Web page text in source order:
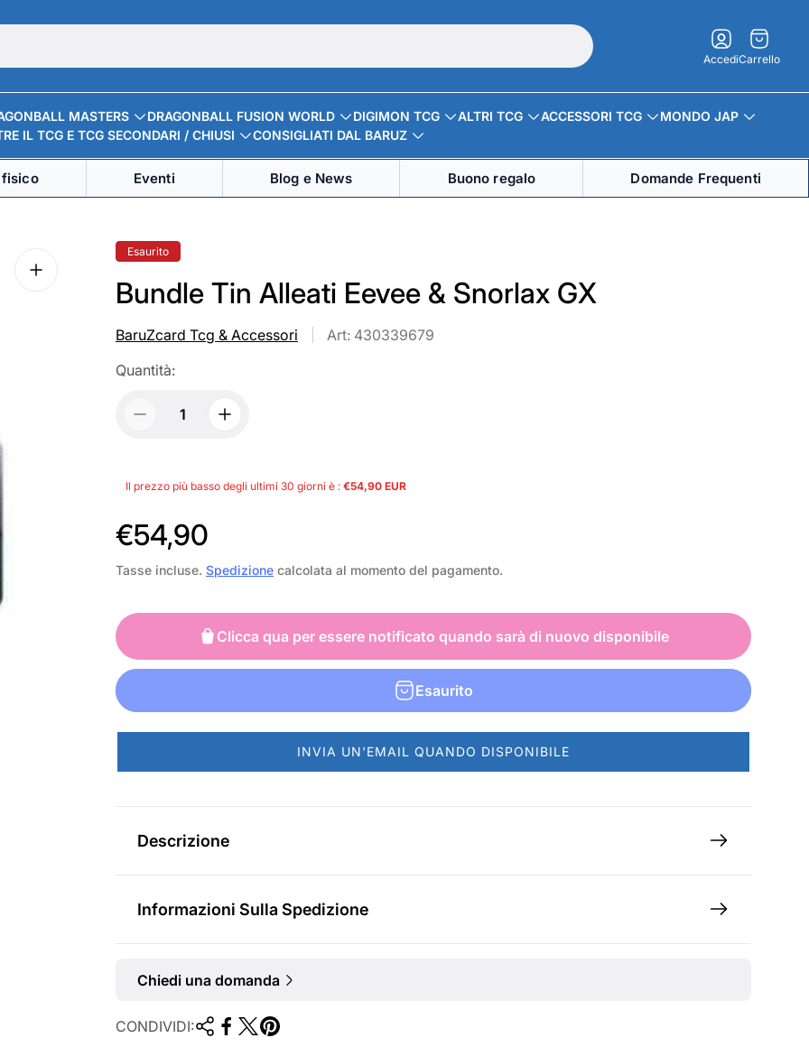
Accedi
Carrello.
Carrello
MASTERS DRAGONBALL FUSION WORLD DIGIMON TCG ALTRI TCG ACCESSORI TCG
MONDO JAP
IL TCG E TCG SECONDARI / CHIUSI
CONSIGLIATI DAL BARUZ
fisico Eventi Blog e News Buono regalo Domande Frequenti
Etichetta
del
Esaurito
Bundle Tin Alleati Eevee & Snorlax GX
BaruZcard Tcg & Accessori
Art: 430339679
Quantità:
Il prezzo più basso degli ultimi 30 giorni è : €54,90 EUR
P
r
z
z
o
n
o
m
€54,90
Tasse incluse. Spedizione calcolata al momento del pagamento.
Clicca qua per essere notificato quando sarà di nuovo disponibile
Esaurito
INVIA UN'EMAIL QUANDO DISPONIBILE
Descrizione
Informazioni Sulla Spedizione
Chiedi una domanda
CONDIVIDI: